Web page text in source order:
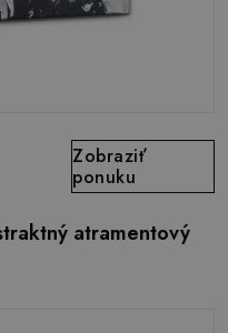
Zobraziť
ponuku
atramentový